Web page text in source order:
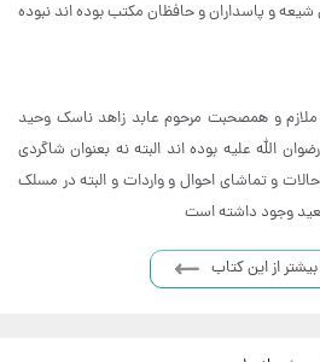
و پاسداران و حافظان مکتب بوده اند نبوده
ملازم و همصحبت مرحوم عابد زاهد ناسک وحید
الله علیه بوده اند البته نه بعنوان شاگردی
و تماشای احوال و واردات و البته در مسلک
بعید وجود داشته است
از این کتاب